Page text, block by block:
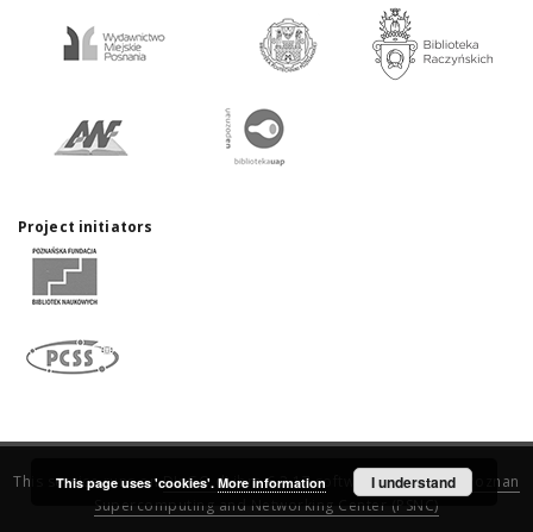
Project initiators
This service runs onDInGO dLibra 6.3.17software created by
Poznan
Supercomputing and Networking Center (PSNC)
This page uses 'cookies'. More information I understand